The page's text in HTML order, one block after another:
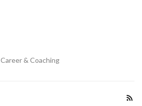
Career & Coaching